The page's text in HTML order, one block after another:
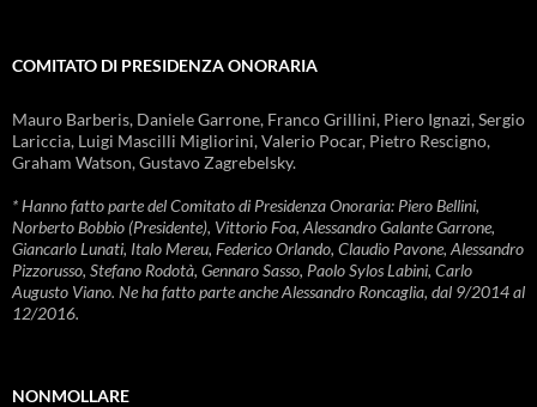
COMITATO DI PRESIDENZA ONORARIA
Mauro Barberis, Daniele Garrone, Franco Grillini, Piero Ignazi, Sergio
Lariccia, Luigi Mascilli Migliorini, Valerio Pocar, Pietro Rescigno,
Graham Watson, Gustavo Zagrebelsky.
* Hanno fatto parte del Comitato di Presidenza Onoraria: Piero Bellini,
Norberto Bobbio (Presidente), Vittorio Foa, Alessandro Galante Garrone,
Giancarlo Lunati, Italo Mereu, Federico Orlando, Claudio Pavone, Alessandro
Pizzorusso, Stefano Rodotà, Gennaro Sasso, Paolo Sylos Labini, Carlo
Augusto Viano. Ne ha fatto parte anche Alessandro Roncaglia, dal 9/2014 al
12/2016.
NONMOLLARE